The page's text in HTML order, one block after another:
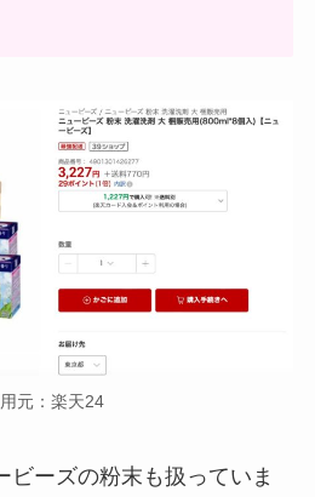
元：楽天24
ビーズの粉末も扱っていま